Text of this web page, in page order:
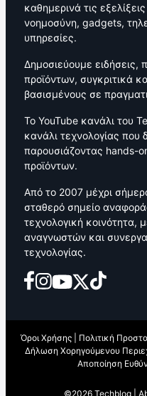
καθημερινά τις
νοημοσύνη, gadgets,
υπηρεσίες.
Δημοσιεύουμε ειδήσεις,
προϊόντων, συγκριτικά
βασισμένους σε
Το YouTube κανάλι του
κανάλι τεχνολογίας που
παρουσιάζοντας hands-
προϊόντων.
Από το 2007 μέχρι
σταθερό σημείο
τεχνολογική κοινότητα,
αναγνωστών και
τεχνολογίας.
Όροι Χρήσης Πολιτική
Δήλωση Χορηγούμενου
Αποποίηση
©2026 Techblog |